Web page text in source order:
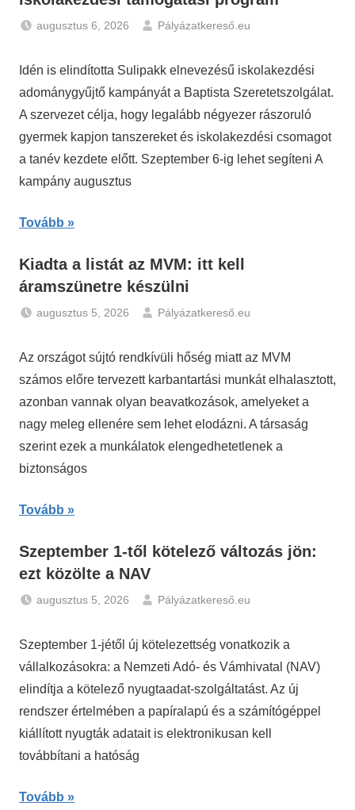
augusztus 6, 2026
Pályázatkereső.eu
Hírek
Idén is elindította Sulipakk elnevezésű iskolakezdési
adománygyűjtő kampányát a Baptista Szeretetszolgálat.
A szervezet célja, hogy legalább négyezer rászoruló
gyermek kapjon tanszereket és iskolakezdési csomagot
a tanév kezdete előtt. Szeptember 6-ig lehet segíteni A
kampány augusztus
Tovább
Kiadta a listát az MVM: itt kell
áramszünetre készülni
augusztus 5, 2026
Pályázatkereső.eu
Az országot sújtó rendkívüli hőség miatt az MVM
számos előre tervezett karbantartási munkát elhalasztott,
azonban vannak olyan beavatkozások, amelyeket a
nagy meleg ellenére sem lehet elodázni. A társaság
szerint ezek a munkálatok elengedhetetlenek a
biztonságos
Tovább
Szeptember 1-től kötelező változás jön:
ezt közölte a NAV
augusztus 5, 2026
Pályázatkereső.eu
Hírek
Szeptember 1-jétől új kötelezettség vonatkozik a
vállalkozásokra: a Nemzeti Adó- és Vámhivatal (NAV)
elindítja a kötelező nyugtaadat-szolgáltatást. Az új
rendszer értelmében a papíralapú és a számítógéppel
kiállított nyugták adatait is elektronikusan kell
továbbítani a hatóság
Tovább